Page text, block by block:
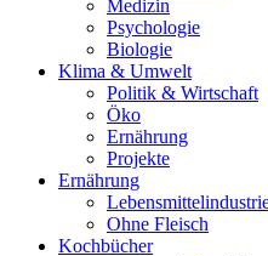
Medizin
Psychologie
Biologie
Klima & Umwelt
Politik & Wirtschaft
Öko
Ernährung
Projekte
Ernährung
Ohne Fleisch
Kochbücher